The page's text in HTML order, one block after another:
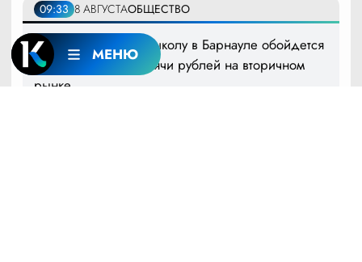
МЕНЮ
09:33 8 АВГУСТАОБЩЕСТВО
Собрать ребенка в школу в Барнауле обойдется
в среднем в 3,5 тысячи рублей на вторичном
рынке